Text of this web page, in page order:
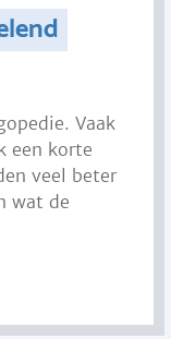
Vaak
een korte
veel beter
wat de